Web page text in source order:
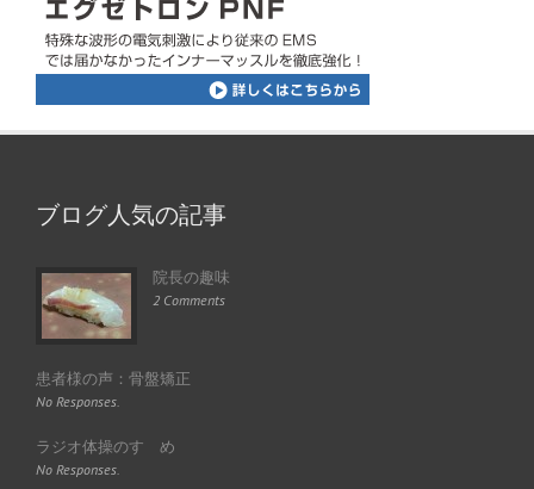
ブログ人気の記事
院長の趣味
2 Comments
患者様の声：骨盤矯正
No Responses.
ラジオ体操のすゝめ
No Responses.